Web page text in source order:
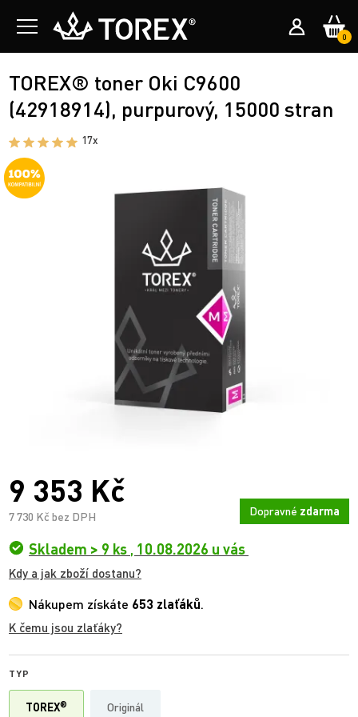
0
TOREX® toner Oki C9600
(42918914), purpurový, 15000 stran
17x
9 353 Kč
7 730 Kč bez DPH Dopravné zdarma
Skladem > 9 ks , 10.08.2026 u vás
Kdy a jak zboží dostanu?
Nákupem získáte 653 zlaťáků.
K čemu jsou zlaťáky?
TYP
TOREX® Originál